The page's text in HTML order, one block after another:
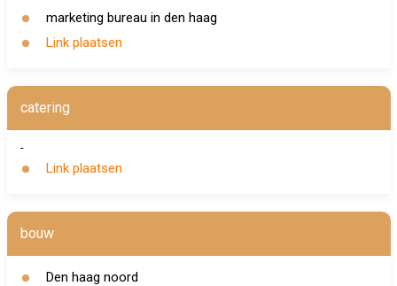
marketing bureau in den haag
Link plaatsen
catering
-
Link plaatsen
bouw
Den haag noord